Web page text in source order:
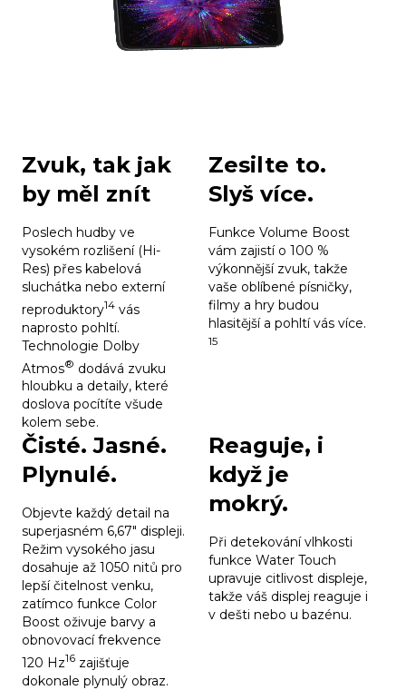
Zvuk, tak jak
by měl znít
Poslech hudby ve
vysokém rozlišení (Hi-
Res) přes kabelová
sluchátka nebo externí
reproduktory14 vás
naprosto pohltí.
Technologie Dolby
Atmos® dodává zvuku
hloubku a detaily, které
doslova pocítíte všude
kolem sebe.
Zesilte to.
Slyš více.
Funkce Volume Boost
vám zajistí o 100 %
výkonnější zvuk, takže
vaše oblíbené písničky,
filmy a hry budou
hlasitější a pohltí vás více.
15
Čisté. Jasné.
Plynulé.
Objevte každý detail na
superjasném 6,67" displeji.
Režim vysokého jasu
dosahuje až 1050 nitů pro
lepší čitelnost venku,
zatímco funkce Color
Boost oživuje barvy a
obnovovací frekvence
120 Hz16 zajišťuje
dokonale plynulý obraz.
Reaguje, i
když je
mokrý.
Při detekování vlhkosti
funkce Water Touch
upravuje citlivost displeje,
takže váš displej reaguje i
v dešti nebo u bazénu.